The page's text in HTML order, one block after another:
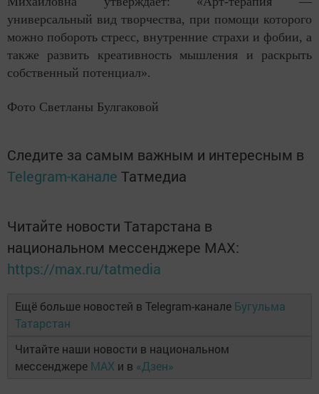
универсальный вид творчества, при помощи которого
можно побороть стресс, внутренние страхи и фобии, а
также развить креативность мышления и раскрыть
собственный потенциал».
Фото Светланы Булгаковой
Следите за самым важным и интересным в
Telegram-канале Татмедиа
Читайте новости Татарстана в
национальном мессенджере MАХ:
https://max.ru/tatmedia
Ещё больше новостей в Telegram-канале Бугульма
Татарстан
Читайте наши новости в национальном
мессенджере MAX и в «Дзен»